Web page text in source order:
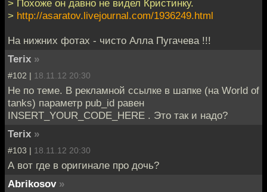
> Похоже он давно не видел Кристинку.
> http://asaratov.livejournal.com/1936249.html
На нижних фотах - чисто Алла Пугачева !!!
Terix »
#102 | 18.11.12 20:30
Не по теме. В рекламной ссылке в шапке (на World of
tanks) параметр pub_id равен
INSERT_YOUR_CODE_HERE . Это так и надо?
Terix »
#103 | 18.11.12 20:30
А вот где в оригинале про дочь?
Abrikosov »